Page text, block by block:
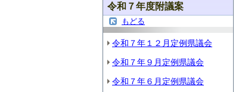
令和７年度附議案
もどる
令和７年１２月定例県議会
令和７年９月定例県議会
令和７年６月定例県議会